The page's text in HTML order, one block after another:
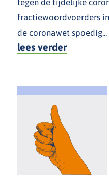
tegen de tijdelijke
fractiewoordvoerders
de coronawet spoedig...
lees verder